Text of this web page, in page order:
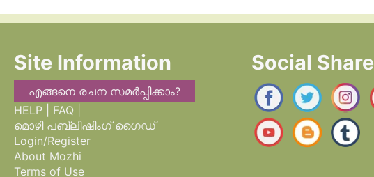
Site Information
എങ്ങനെ രചന സമർപ്പിക്കാം?
HELP | FAQ |
മൊഴി പബ്ലിഷിംഗ് ഗൈഡ്
Login/Register
About Mozhi
Terms of Use
Social Share